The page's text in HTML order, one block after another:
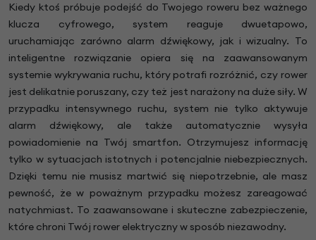
Kiedy ktoś próbuje podejść do Twojego roweru bez ważnego
klucza cyfrowego, system reaguje dwuetapowo,
uruchamiając zarówno alarm dźwiękowy, jak i wizualny. To
inteligentne rozwiązanie opiera się na zaawansowanym
systemie wykrywania ruchu, który potrafi rozróżnić, czy rower
jest delikatnie poruszany, czy też jest narażony na duże siły. W
przypadku intensywnego ruchu, system nie tylko aktywuje
alarm dźwiękowy, ale także automatycznie wysyła
powiadomienie na Twój smartfon. Otrzymujesz informację
tylko w sytuacjach istotnych i potencjalnie niebezpiecznych.
Dzięki temu nie musisz martwić się niepotrzebnie, ale masz
pewność, że w poważnym przypadku możesz zareagować
natychmiast. To zaawansowane i skuteczne zabezpieczenie,
które chroni Twój rower elektryczny w sposób niezawodny.